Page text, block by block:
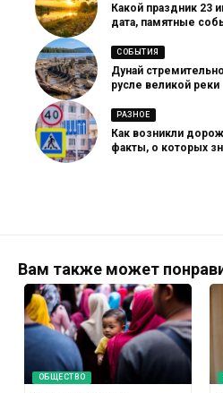
Какой праздник 23
дата, памятные
СОБЫТИЯ
Дунай
русле великой реки
РАЗНОЕ
Как возникли
факты, о которых
Вам также может
ОБЩЕСТВО